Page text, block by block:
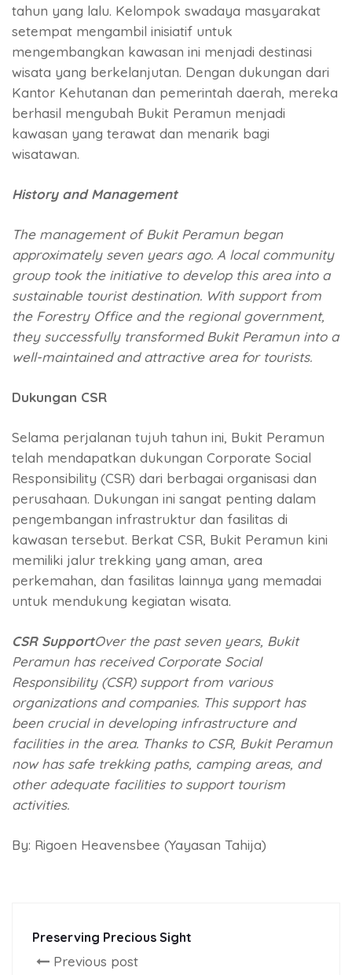
tahun yang lalu. Kelompok swadaya masyarakat
setempat mengambil inisiatif untuk
mengembangkan kawasan ini menjadi destinasi
wisata yang berkelanjutan. Dengan dukungan dari
Kantor Kehutanan dan pemerintah daerah, mereka
berhasil mengubah Bukit Peramun menjadi
kawasan yang terawat dan menarik bagi
wisatawan.
History and Management
The management of Bukit Peramun began
approximately seven years ago. A local community
group took the initiative to develop this area into a
sustainable tourist destination. With support from
the Forestry Office and the regional government,
they successfully transformed Bukit Peramun into a
well-maintained and attractive area for tourists.
Dukungan CSR
Selama perjalanan tujuh tahun ini, Bukit Peramun
telah mendapatkan dukungan Corporate Social
Responsibility (CSR) dari berbagai organisasi dan
perusahaan. Dukungan ini sangat penting dalam
pengembangan infrastruktur dan fasilitas di
kawasan tersebut. Berkat CSR, Bukit Peramun kini
memiliki jalur trekking yang aman, area
perkemahan, dan fasilitas lainnya yang memadai
untuk mendukung kegiatan wisata.
CSR SupportOver the past seven years, Bukit
Peramun has received Corporate Social
Responsibility (CSR) support from various
organizations and companies. This support has
been crucial in developing infrastructure and
facilities in the area. Thanks to CSR, Bukit Peramun
now has safe trekking paths, camping areas, and
other adequate facilities to support tourism
activities.
By: Rigoen Heavensbee (Yayasan Tahija)
Preserving Precious Sight
Previous post